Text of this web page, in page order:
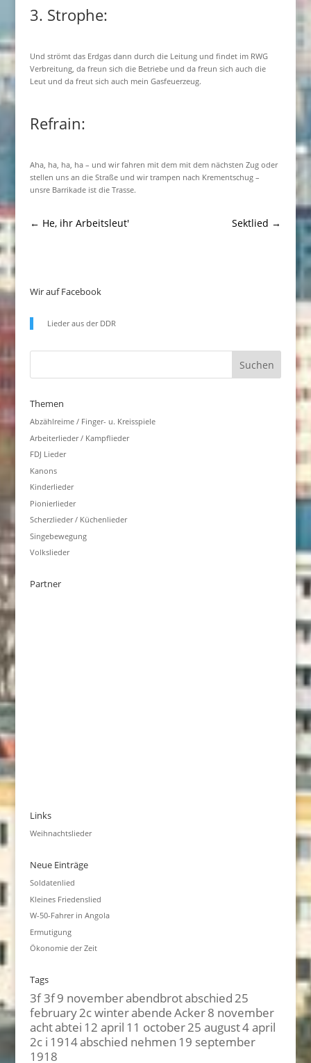
3. Strophe:
Und strömt das Erdgas dann durch die Leitung und findet im RWG
Verbreitung, da freun sich die Betriebe und da freun sich auch die
Leut und da freut sich auch mein Gasfeuerzeug.
Refrain:
Aha, ha, ha, ha – und wir fahren mit dem mit dem nächsten Zug oder
stellen uns an die Straße und wir trampen nach Krementschug –
unsre Barrikade ist die Trasse.
← He, ihr Arbeitsleut' Sektlied →
Wir auf Facebook
Lieder aus der DDR
Themen
Abzählreime / Finger- u. Kreisspiele
Arbeiterlieder / Kampflieder
FDJ Lieder
Kanons
Kinderlieder
Pionierlieder
Scherzlieder / Küchenlieder
Singebewegung
Volkslieder
Partner
Links
Weihnachtslieder
Neue Einträge
Soldatenlied
Kleines Friedenslied
W-50-Fahrer in Angola
Ermutigung
Ökonomie der Zeit
Tags
3f 3f9 novemberabendbrotabschied25
february2c winterabendeAcker8 november
achtabtei 12 april 11 october25 august4 april
2c i 1914abschied nehmen 19 september
1918